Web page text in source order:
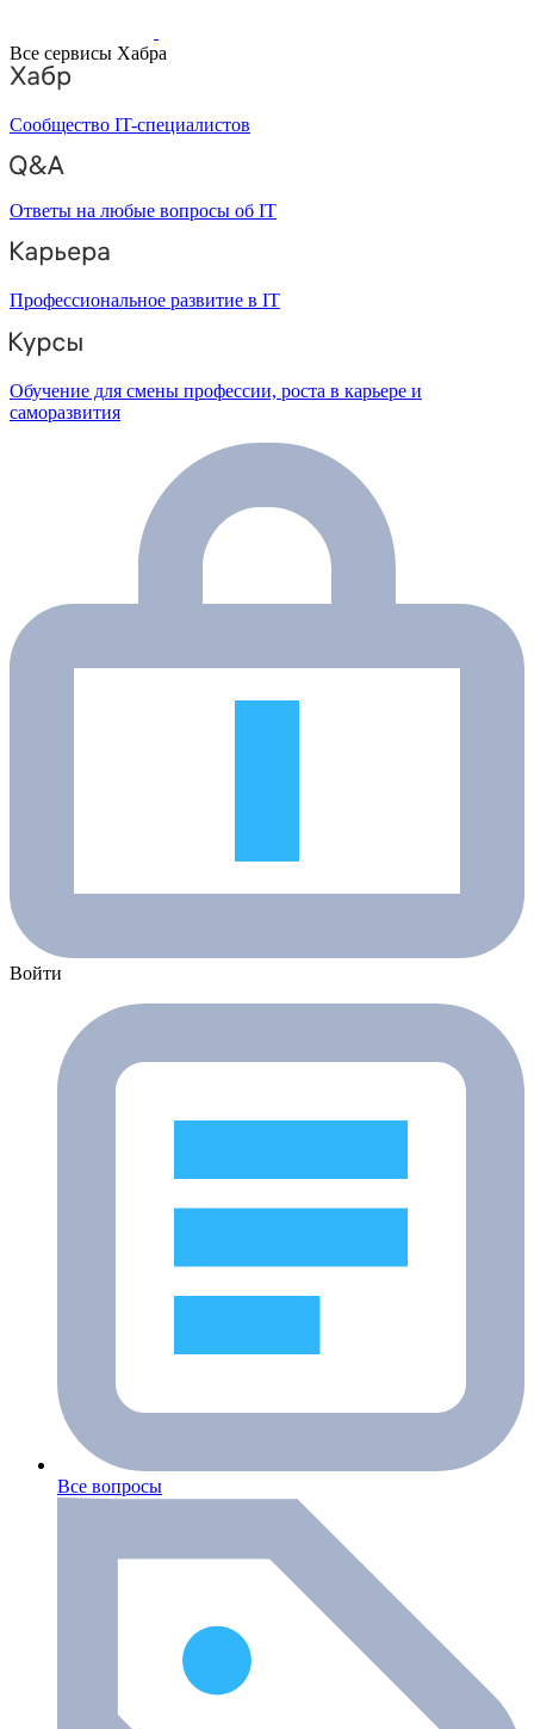
Все сервисы Хабра
Сообщество IT-специалистов
Ответы на любые вопросы об IT
Профессиональное развитие в IT
Обучение для смены профессии, роста в карьере и
саморазвития
Войти
Все вопросы